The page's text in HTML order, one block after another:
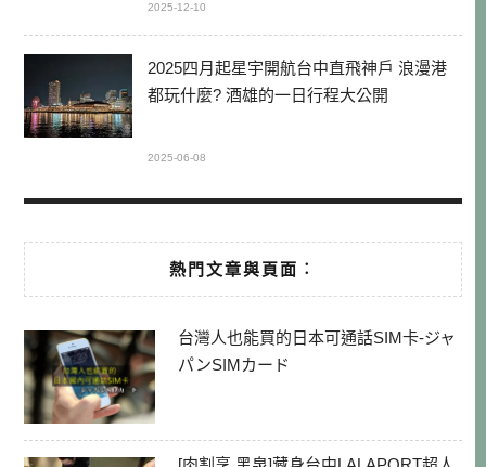
2025-12-10
2025四月起星宇開航台中直飛神戶 浪漫港
都玩什麼? 酒雄的一日行程大公開
2025-06-08
熱門文章與頁面︰
台灣人也能買的日本可通話SIM卡-ジャ
パンSIMカード